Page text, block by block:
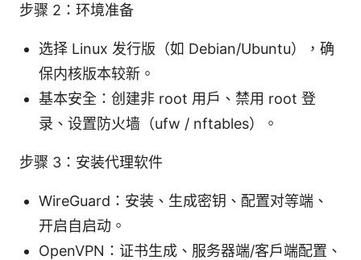
步骤 2：环境准备
选择 Linux 发行版（如 Debian/Ubuntu），确
保内核版本较新。
基本安全：创建非 root 用户、禁用 root 登
录、设置防火墙（ufw / nftables）。
步骤 3：安装代理软件
WireGuard：安装、生成密钥、配置对等端、
开启自启动。
OpenVPN：证书生成、服务器端/客户端配置、